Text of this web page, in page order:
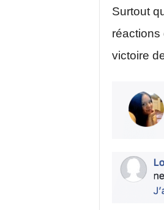
Surtout
réactions
victoire